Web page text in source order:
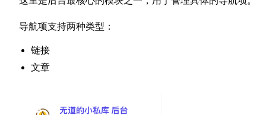
导航项支持两种类型：
链接
文章